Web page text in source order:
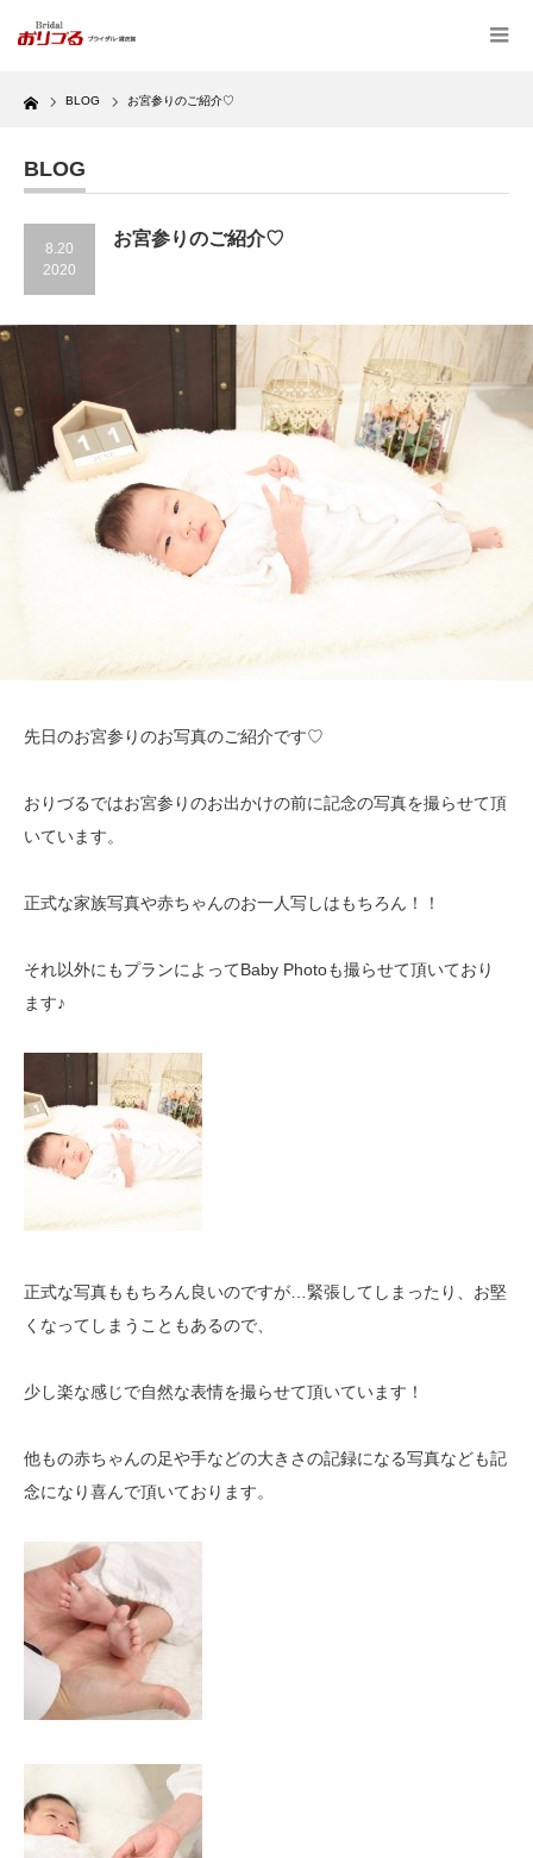
Home BLOG お宮参りのご紹介♡
BLOG
8.20
2020
お宮参りのご紹介♡
先日のお宮参りのお写真のご紹介です♡
おりづるではお宮参りのお出かけの前に記念の写真を撮らせて頂
いています。
正式な家族写真や赤ちゃんのお一人写しはもちろん！！
それ以外にもプランによってBaby Photoも撮らせて頂いており
ます♪
正式な写真ももちろん良いのですが…緊張してしまったり、お堅
くなってしまうこともあるので、
少し楽な感じで自然な表情を撮らせて頂いています！
他もの赤ちゃんの足や手などの大きさの記録になる写真なども記
念になり喜んで頂いております。